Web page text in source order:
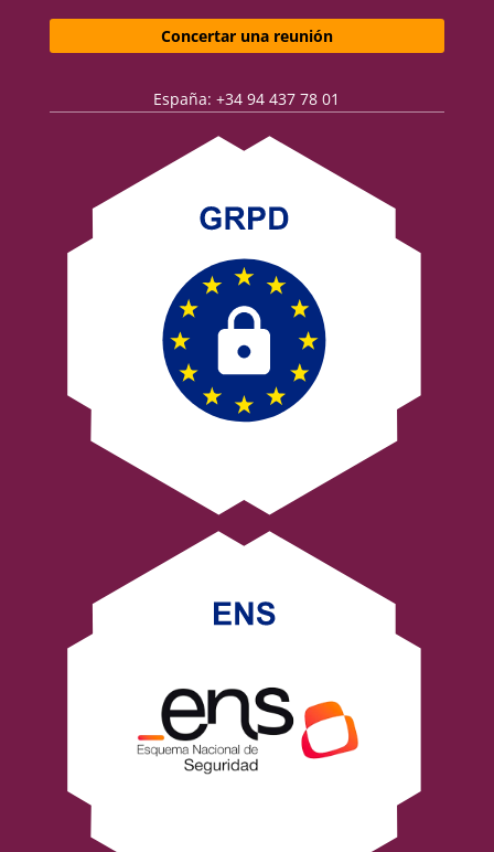
Concertar una reunión
España: +34 94 437 78 01